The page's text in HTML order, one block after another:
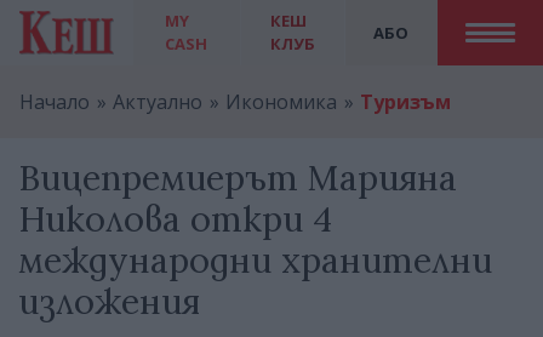
MY
CASH
АБО
КЕШ
КЛУБ
Начало Актуално Икономика Туризъм
Вицепремиерът Марияна
Николова откри 4
международни хранителни
изложения